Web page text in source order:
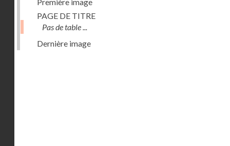
PAGE DE TITRE
Pas de table ...
Dernière image